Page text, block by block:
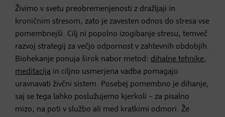
Živimo v svetu preobremenjenosti z dražljaji in
kroničnim stresom, zato je zavesten odnos do stresa vse
pomembnejši. Cilj ni popolno izogibanje stresu, temveč
razvoj strategij za večjo odpornost v zahtevnih obdobjih.
Biohekanje ponuja širok nabor metod: dihalne tehnike,
meditacija in ciljno usmerjena vadba pomagajo
uravnavati živčni sistem. Posebej pomembno je dihanje,
saj se tega lahko poslužujemo kjerkoli – za pisalno
mizo, na poti v službo ali med kratkimi odmori. Že